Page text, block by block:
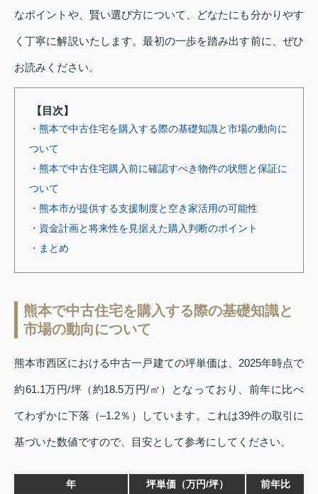
なポイントや、賢い選び方について、どなたにも分かりやす
く丁寧に解説いたします。最初の一歩を踏み出す前に、ぜひ
お読みください。
【目次】
・熊本で中古住宅を購入する際の基礎知識と市場の動向に
ついて
・熊本で中古住宅購入前に確認すべき物件の状態と保証に
ついて
・熊本市が提供する支援制度と空き家活用の可能性
・資金計画と将来性を見据えた購入判断のポイント
・まとめ
熊本で中古住宅を購入する際の基礎知識と
市場の動向について
熊本市西区における中古一戸建ての坪単価は、2025年時点で
約61.1万円/坪（約18.5万円/㎡）となっており、前年に比べ
てわずかに下落（–1.2％）しています。これは39件の取引に
基づいた数値ですので、目安として参考にしてください。
年 坪単価（万円/坪） 前年比